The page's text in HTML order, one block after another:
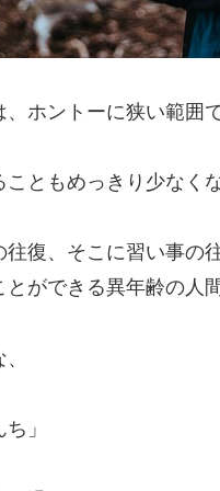
、ホントーに狭い範囲
ともめっきり少なく
復、そこに習い事の
とができる異年齢の人
」